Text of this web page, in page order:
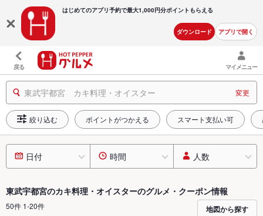
はじめてのアプリ予約で最大1,000円分ポイントもらえる
ダウンロード アプリで開く
戻る マイメニュー
東武宇都宮 カキ料理・オイスター 変更
絞り込む ポイントがつかえる スマート支払い可
日付 時間 人数
東武宇都宮のカキ料理・オイスターのグルメ・クーポン情報
50件 1-20件 地図から探す